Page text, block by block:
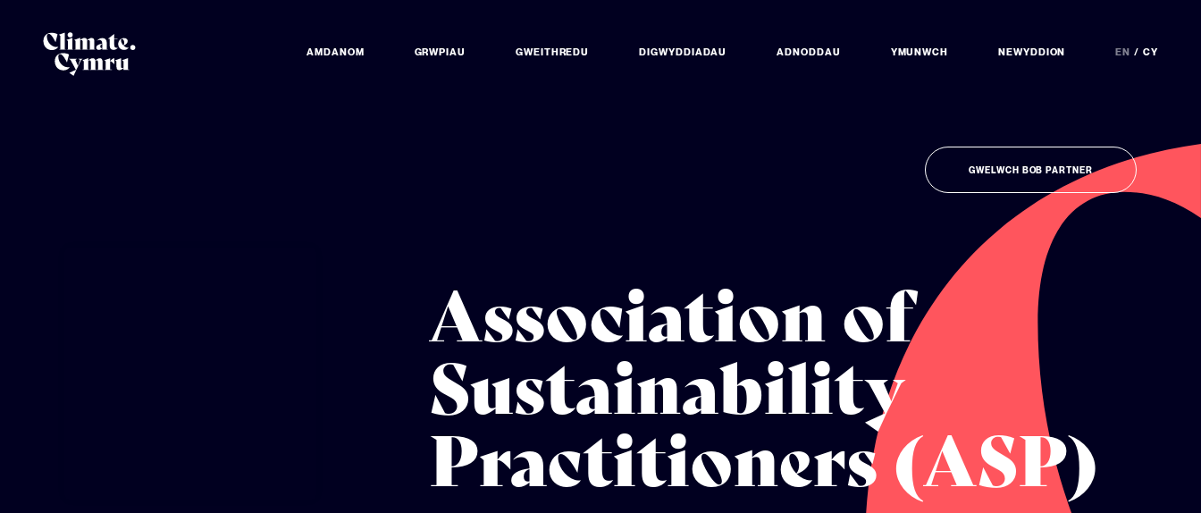
AMDANOM GRWPIAU GWEITHREDU DIGWYDDIADAU ADNODDAU YMUNWCH NEWYDDION EN CY
GWELWCH BOB PARTNER
Association of
Sustainability
Practitioners (ASP)